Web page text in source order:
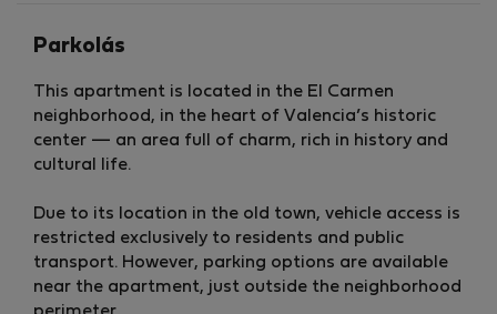
Aerotermikus technológia
Magas energiahatékonysággal biztosítja a kényelmet
egész évben.
Nagy sebességű Wi-Fi a csomagban
Tökéletes távmunkához vagy streaminghez
✨ Szolgáltatások a csomagban
A zökkenőmentes és kényelmes tartózkodás
Parkolás
This apartment is located in the El Carmen
neighborhood, in the heart of Valencia’s historic
center — an area full of charm, rich in history and
cultural life.
Due to its location in the old town, vehicle access is
restricted exclusively to residents and public
transport. However, parking options are available
near the apartment, just outside the neighborhood